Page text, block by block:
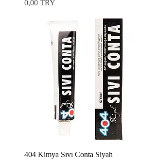
Preis
0,00 TRY
404 Kimya Sıvı Conta Siyah